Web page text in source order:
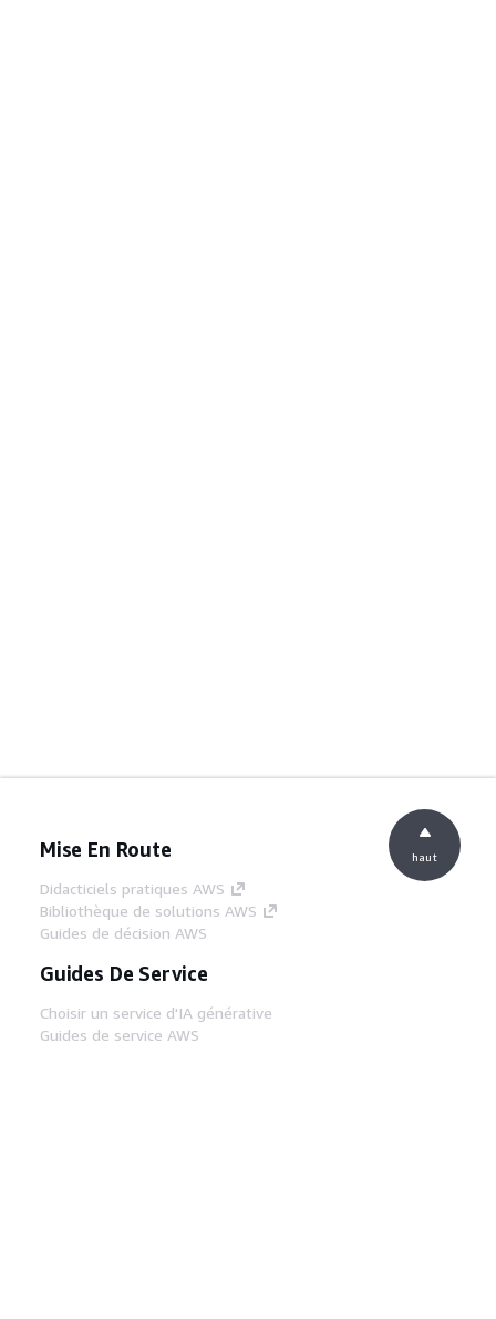
Mise En Route
Didacticiels pratiques AWS
Bibliothèque de solutions AWS
Guides de décision AWS
Guides De Service
Choisir un service d'IA générative
Guides de service AWS
haut